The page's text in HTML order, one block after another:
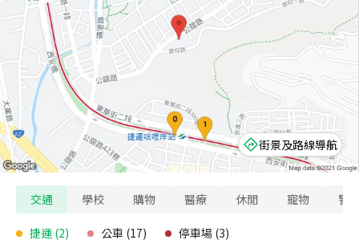
街景及路線導航
交通 學校 購物 醫療 休閒 寵物 警
捷運 (2) 公車 (17) 停車場 (3)